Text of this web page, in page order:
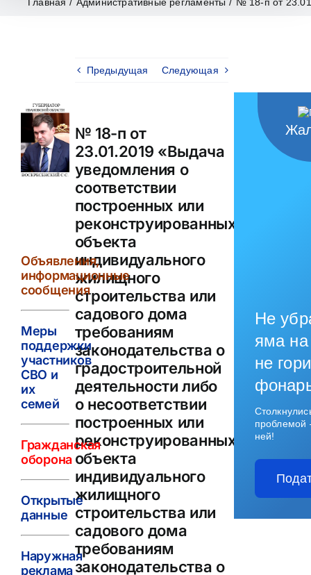
Предыдущая Следующая
№ 18-п от
23.01.2019 «Выдача
уведомления о
соответствии
построенных или
реконструированных
объекта
индивидуального
жилищного
строительства или
садового дома
требованиям
законодательства о
градостроительной
деятельности либо
о несоответствии
построенных или
реконструированных
объекта
индивидуального
жилищного
строительства или
садового дома
требованиям
законодательства о
Объявления,
информационные
сообщения
Меры
поддержки
участников
СВО и
их
семей
Гражданская
оборона
Открытые
данные
Наружная
реклама
Не
яма на
не
ней!